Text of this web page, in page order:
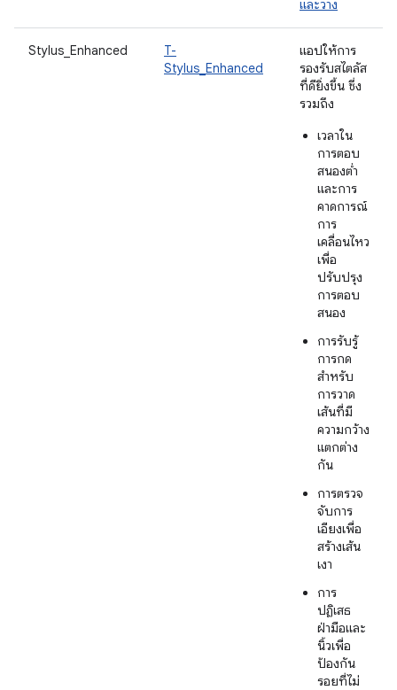
และวาง
Stylus_Enhanced
T-
Stylus_Enhanced
แอปให้การ
รองรับสไตลัส
ที่ดียิ่งขึ้น ซึ่ง
รวมถึง
เวลาใน
การตอบ
สนองต่ำ
และการ
คาดการณ์
การ
เคลื่อนไหว
เพื่อ
ปรับปรุง
การตอบ
สนอง
การรับรู้
การกด
สำหรับ
การวาด
เส้นที่มี
ความกว้าง
แตกต่าง
กัน
การตรวจ
จับการ
เอียงเพื่อ
สร้างเส้น
เงา
การ
ปฏิเสธ
ฝ่ามือและ
นิ้วเพื่อ
ป้องกัน
รอยที่ไม่